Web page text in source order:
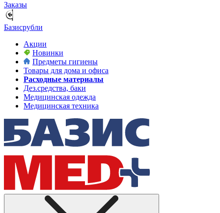
Заказы
Базисрубли
Акции
Новинки
Предметы гигиены
Товары для дома и офиса
Расходные материалы
Дез.средства, баки
Медицинская одежда
Медицинская техника